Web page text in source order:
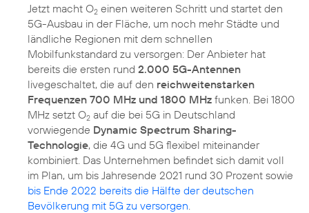
Jetzt macht O2 einen weiteren Schritt und startet den
5G-Ausbau in der Fläche, um noch mehr Städte und
ländliche Regionen mit dem schnellen
Mobilfunkstandard zu versorgen: Der Anbieter hat
bereits die ersten rund 2.000 5G-Antennen
livegeschaltet, die auf den reichweitenstarken
Frequenzen 700 MHz und 1800 MHz funken. Bei 1800
MHz setzt O2 auf die bei 5G in Deutschland
vorwiegende Dynamic Spectrum Sharing-
Technologie, die 4G und 5G flexibel miteinander
kombiniert. Das Unternehmen befindet sich damit voll
im Plan, um bis Jahresende 2021 rund 30 Prozent sowie
bis Ende 2022 bereits die Hälfte der deutschen
Bevölkerung mit 5G zu versorgen